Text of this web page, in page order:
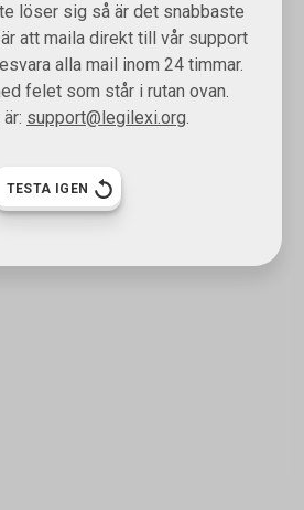
löser sig så är det snabbaste
att maila direkt till vår support
alla mail inom 24 timmar.
felet som står i rutan ovan.
support@legilexi.org.
TESTA IGEN